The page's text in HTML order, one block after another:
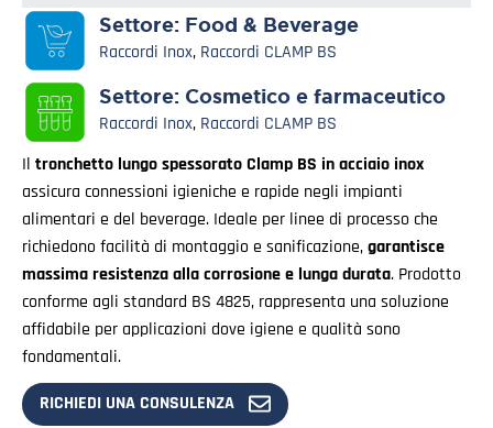
Settore: Food & Beverage
Raccordi Inox, Raccordi CLAMP BS
Settore: Cosmetico e farmaceutico
Raccordi Inox, Raccordi CLAMP BS
Il tronchetto lungo spessorato Clamp BS in acciaio inox
assicura connessioni igieniche e rapide negli impianti
alimentari e del beverage. Ideale per linee di processo che
richiedono facilità di montaggio e sanificazione,garantisce
massima resistenza alla corrosione e lunga durata. Prodotto
conforme agli standard BS 4825, rappresenta una soluzione
affidabile per applicazioni dove igiene e qualità sono
fondamentali.
RICHIEDI UNA CONSULENZA